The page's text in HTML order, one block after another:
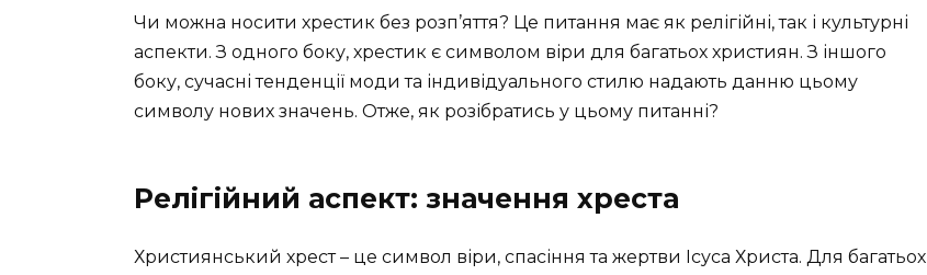
Чи можна носити хрестик без розп’яття? Це питання має як релігійні, так і культурні
аспекти. З одного боку, хрестик є символом віри для багатьох християн. З іншого
боку, сучасні тенденції моди та індивідуального стилю надають данню цьому
символу нових значень. Отже, як розібратись у цьому питанні?
Релігійний аспект: значення хреста
Християнський хрест – це символ віри, спасіння та жертви Ісуса Христа. Для багатьох